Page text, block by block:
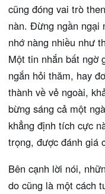
cũng đóng vai trò
nàn. Đừng ngần ngại
nhớ nàng nhiều như
Một tin nhắn bất ngờ
ngắn hỏi thăm, hay
thành về vẻ ngoài,
bừng sáng cả một
khẳng định tích cực
trọng, được đánh giá
Bên cạnh lời nói,
do cũng là một cách